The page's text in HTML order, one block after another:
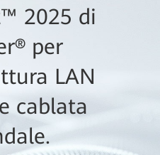
2025 di
per
LAN
cablata